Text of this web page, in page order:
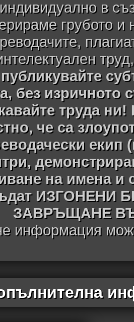
индивидуално в
грубото
без изричното
труда ни!
че са
екип
на имена
ИЗГОНЕНИ
ЗАВРЪЩАНЕ
информация